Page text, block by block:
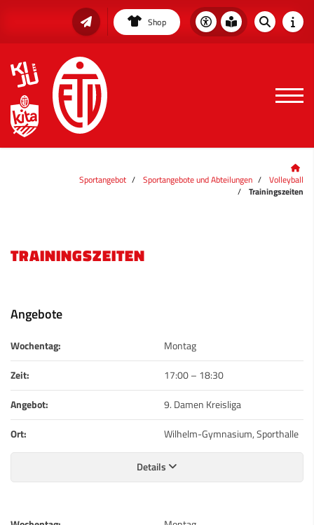
Shop
Sportangebot Sportangebote und Abteilungen
Volleyball
Trainingszeiten
TRAININGSZEITEN
Angebote
Wochentag:
Montag
Zeit:
17:00– 18:30
Angebot:
9. Damen Kreisliga
Ort:
Wilhelm-Gymnasium, Sporthalle
Details